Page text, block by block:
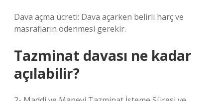
Dava açma ücreti: Dava açarken belirli harç ve
masrafların ödenmesi gerekir.
Tazminat davası ne kadar
açılabilir?